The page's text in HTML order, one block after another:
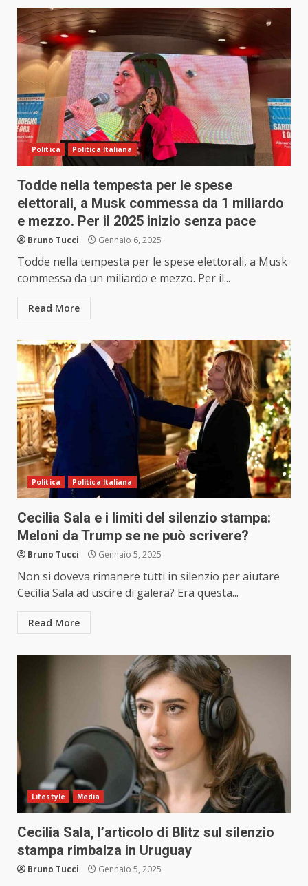
Politica Politica Italiana
Todde nella tempesta per le spese
elettorali, a Musk commessa da 1 miliardo
e mezzo. Per il 2025 inizio senza pace
Bruno Tucci Gennaio 6, 2025
Todde nella tempesta per le spese elettorali, a Musk
commessa da un miliardo e mezzo. Per il...
Read More
Politica Politica Italiana
Cecilia Sala e i limiti del silenzio stampa:
Meloni da Trump se ne può scrivere?
Bruno Tucci Gennaio 5, 2025
Non si doveva rimanere tutti in silenzio per aiutare
Cecilia Sala ad uscire di galera? Era questa...
Read More
Lifestyle Media
Cecilia Sala, l’articolo di Blitz sul silenzio
stampa rimbalza in Uruguay
Bruno Tucci Gennaio 5, 2025